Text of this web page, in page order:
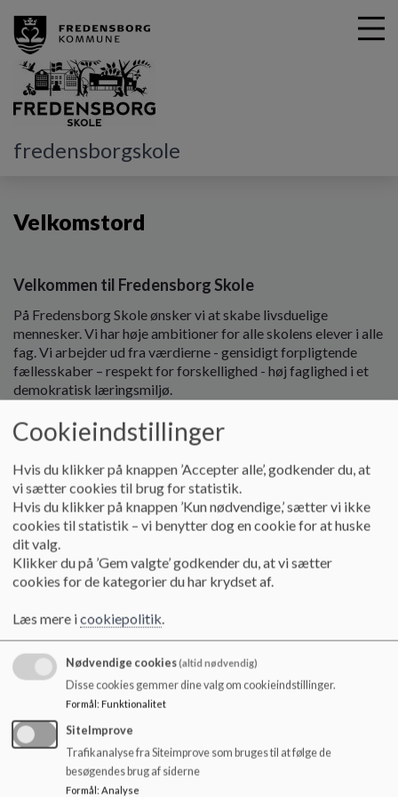
o
fredensborgskole
Velkomstord
Velkomstord
Velkommen til Fredensborg Skole
På Fredensborg Skole ønsker vi at skabe livsduelige
mennesker. Vi har høje ambitioner for alle skolens elever i alle
fag. Vi arbejder ud fra værdierne - gensidigt forpligtende
fællesskaber – respekt for forskellighed - høj faglighed i et
demokratisk læringsmiljø.
Vi lærer børnene noget, de kan bruge, og vi gør det i
samarbejde med forældrene, der jo fra første dag har
”undervist” barnet og derfor kender det bedst. Vores
udgangspunkt er, at børn er forskellige og lærer forskelligt,
uden at vi går på kompromis med, at skolen er et fælles sted.
Individualitet er først noget værd, når man kan dele den med
andre.
Vores elever lærer at lytte til andre, og de skal forstå, at de
andres argumenter også skal have plads. På Fredensborg
Skole sætter vi en dagsorden, hvor traditioner holdes i hævd,
da det giver sammenhold og fælles referenceramme. Vi siges
at være lidt skrappe, og det er også sandt. Eleverne skal have
orden i deres ting, ordentligt udstyrede penalhuse, og de skal
passe godt på de ting, som udleveres af skolen. Vi ser helst, at
ferien afholdes når eleverne har ferie/skolefri, og det er fordi
vi ved, hvor store krav, der stilles til eleverne i dag.
Vi er anerkendende i vores tilgang til eleverne og tror på, at
demokratisk adfærd er fordrende for både elever og lærere.
Cookieindstillinger
Hvis du klikker på knappen ’Accepter alle’, godkender du, at
vi sætter cookies til brug for statistik.
Hvis du klikker på knappen ’Kun nødvendige,’ sætter vi ikke
cookies til statistik – vi benytter dog en cookie for at huske
dit valg.
Klikker du på ’Gem valgte’ godkender du, at vi sætter
cookies for de kategorier du har krydset af.
Læs mere icookiepolitik.
Nødvendige cookies(altid nødvendig)
Disse cookies gemmer dine valg om cookieindstillinger.
Formål: Funktionalitet
SiteImprove
Trafikanalyse fra Siteimprove som bruges til at følge de
besøgendes brug af siderne
Formål : Analyse